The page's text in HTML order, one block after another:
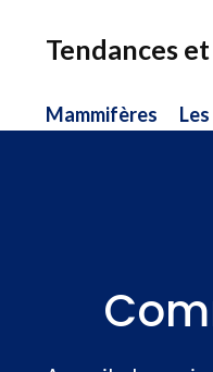
Tendances
Mammifères